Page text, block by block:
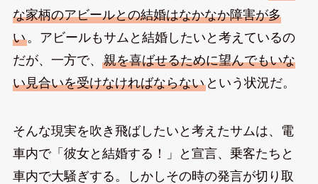
な家柄のアビールとの結婚はなかなか障害が多
い。アビールもサムと結婚したいと考えているの
だが、一方で、 親を喜ばせるために望んでもいな
い見合いを受けなければならないという状況だ。
そんな現実を吹き飛ばしたいと考えたサムは、電
車内で「彼女と結婚する！」と宣言、乗客たちと
車内で大騒ぎする。しかしその時の発言が切り取